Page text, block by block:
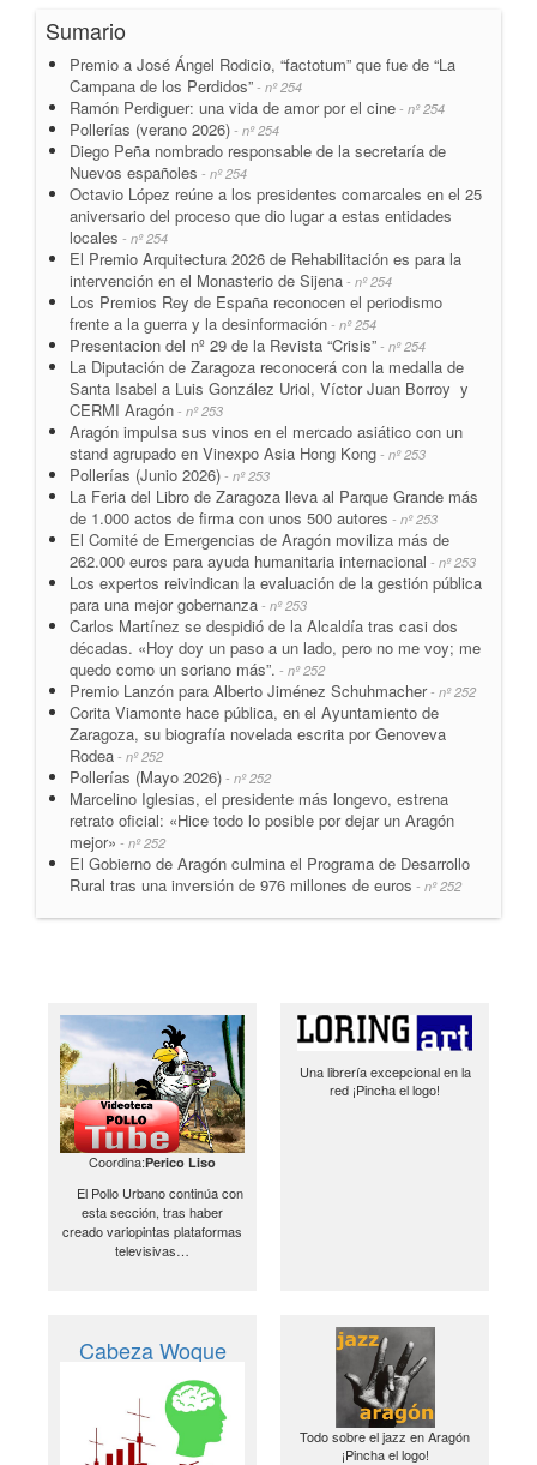
Sumario
Premio a José Ángel Rodicio, “factotum” que fue de “La
Campana de los Perdidos” - nº 254
Ramón Perdiguer: una vida de amor por el cine - nº 254
Pollerías (verano 2026) - nº 254
Diego Peña nombrado responsable de la secretaría de
Nuevos españoles - nº 254
Octavio López reúne a los presidentes comarcales en el 25
aniversario del proceso que dio lugar a estas entidades
locales - nº 254
El Premio Arquitectura 2026 de Rehabilitación es para la
intervención en el Monasterio de Sijena - nº 254
Los Premios Rey de España reconocen el periodismo
frente a la guerra y la desinformación - nº 254
Presentacion del nº 29 de la Revista “Crisis” - nº 254
La Diputación de Zaragoza reconocerá con la medalla de
Santa Isabel a Luis González Uriol, Víctor Juan Borroy y
CERMI Aragón - nº 253
Aragón impulsa sus vinos en el mercado asiático con un
stand agrupado en Vinexpo Asia Hong Kong - nº 253
Pollerías (Junio 2026) - nº 253
La Feria del Libro de Zaragoza lleva al Parque Grande más
de 1.000 actos de firma con unos 500 autores - nº 253
El Comité de Emergencias de Aragón moviliza más de
262.000 euros para ayuda humanitaria internacional - nº 253
Los expertos reivindican la evaluación de la gestión pública
para una mejor gobernanza - nº 253
Carlos Martínez se despidió de la Alcaldía tras casi dos
décadas. «Hoy doy un paso a un lado, pero no me voy; me
quedo como un soriano más”. - nº 252
Premio Lanzón para Alberto Jiménez Schuhmacher- nº 252
Corita Viamonte hace pública, en el Ayuntamiento de
Zaragoza, su biografía novelada escrita por Genoveva
Rodea - nº 252
Pollerías (Mayo 2026) - nº 252
Marcelino Iglesias, el presidente más longevo, estrena
retrato oficial: «Hice todo lo posible por dejar un Aragón
mejor» - nº 252
El Gobierno de Aragón culmina el Programa de Desarrollo
Rural tras una inversión de 976 millones de euros - nº 252
Coordina:Perico Liso
El Pollo Urbano continúa con
esta sección, tras haber
creado variopintas plataformas
televisivas…
Una librería excepcional en la
red ¡Pincha el logo!
Cabeza Woque
Todo sobre el jazz en Aragón
¡Pincha el logo!